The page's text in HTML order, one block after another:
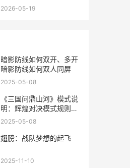
2026-05-19
暗影防线如何双开、多开
暗影防线如何双人同屏
2025-05-08
《三国问鼎山河》模式说
明：辉煌对决模式规则详
细解答 三国问鼎山河礼包
2025-05-08
翅膀：战队梦想的起飞
2025-11-10